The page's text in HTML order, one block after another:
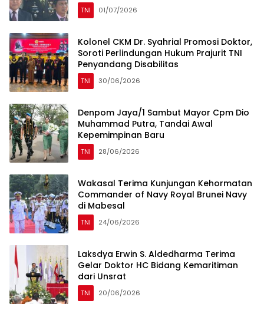
TNI 01/07/2026
Kolonel CKM Dr. Syahrial Promosi Doktor,
Soroti Perlindungan Hukum Prajurit TNI
Penyandang Disabilitas
TNI 30/06/2026
Denpom Jaya/1 Sambut Mayor Cpm Dio
Muhammad Putra, Tandai Awal
Kepemimpinan Baru
TNI 28/06/2026
Wakasal Terima Kunjungan Kehormatan
Commander of Navy Royal Brunei Navy
di Mabesal
TNI 24/06/2026
Laksdya Erwin S. Aldedharma Terima
Gelar Doktor HC Bidang Kemaritiman
dari Unsrat
TNI 20/06/2026